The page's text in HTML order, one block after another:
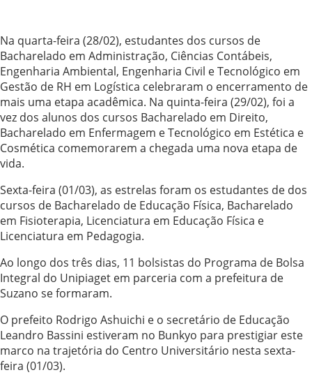
Na quarta-feira (28/02), estudantes dos cursos de
Bacharelado em Administração, Ciências Contábeis,
Engenharia Ambiental, Engenharia Civil e Tecnológico em
Gestão de RH em Logística celebraram o encerramento de
mais uma etapa acadêmica. Na quinta-feira (29/02), foi a
vez dos alunos dos cursos Bacharelado em Direito,
Bacharelado em Enfermagem e Tecnológico em Estética e
Cosmética comemorarem a chegada uma nova etapa de
vida.
Sexta-feira (01/03), as estrelas foram os estudantes de dos
cursos de Bacharelado de Educação Física, Bacharelado
em Fisioterapia, Licenciatura em Educação Física e
Licenciatura em Pedagogia.
Ao longo dos três dias, 11 bolsistas do Programa de Bolsa
Integral do Unipiaget em parceria com a prefeitura de
Suzano se formaram.
O prefeito Rodrigo Ashuichi e o secretário de Educação
Leandro Bassini estiveram no Bunkyo para prestigiar este
marco na trajetória do Centro Universitário nesta sexta-
feira (01/03).